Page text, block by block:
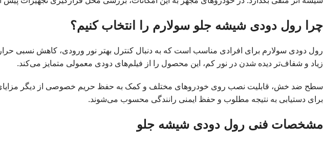
چرا رول دودی شیشه جلو سولارم را انتخاب کنیم؟
رول دودی سولارم برای افرادی مناسب است که به دنبال کنترل بهتر نور ورودی، کاهش نسبی
زیاد و شفاف‌تر دیده شدن در نور کم، این محصول را از فیلم‌های دودی معمولی متمایز می‌کند.
سطح ضد خش، قابلیت نصب روی خودروهای مختلف و کمک به حفظ حریم خصوصی از دیگر
برای دستیابی به نتیجه مطلوب و حفظ ایمنی رانندگی محسوب می‌شوند.
مشخصات فنی رول دودی شیشه جلو